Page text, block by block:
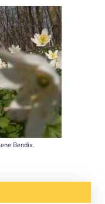
Bendix.